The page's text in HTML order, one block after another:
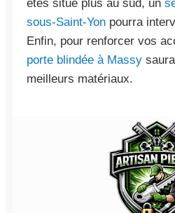
êtes situé plus au sud, un
sous-Saint-Yon pourra
Enfin, pour renforcer vos
porte blindée à Massy
meilleurs matériaux.